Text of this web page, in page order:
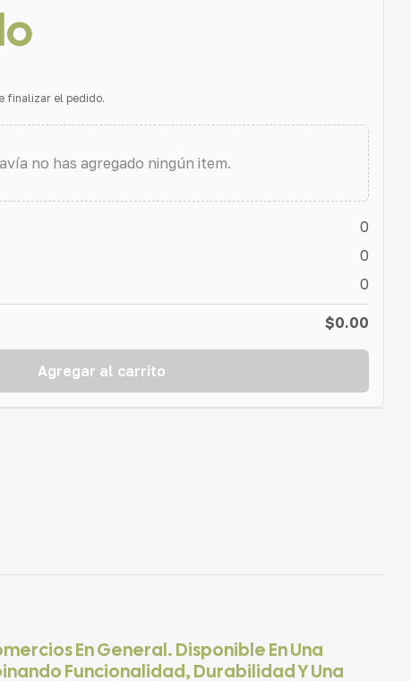
finalizar el pedido.
no has agregado ningún item.
0
0
0
$0.00
Agregar al carrito
En General. Disponible En Una
Funcionalidad, Durabilidad Y Una